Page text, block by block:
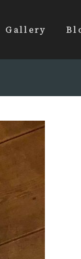
Gallery